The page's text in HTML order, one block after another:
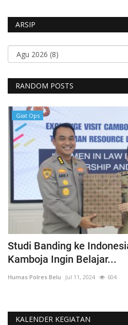
ARSIP
RANDOM POSTS
Giat Ops
Studi Banding ke
Kamboja Ingin Belajar...
Humas Polres Belu Jul 11, 2024 604
KALENDER KEGIATAN